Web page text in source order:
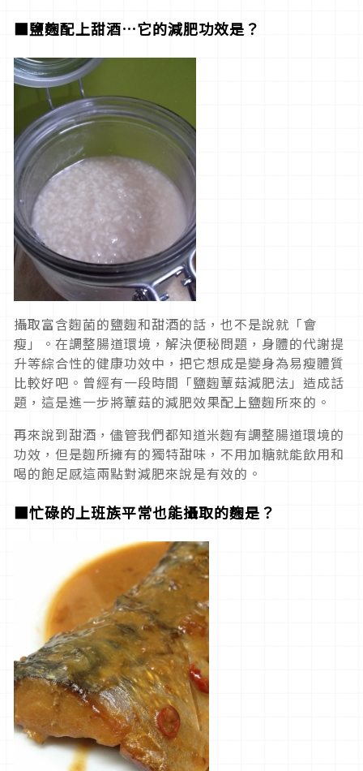
■鹽麴配上甜酒…它的減肥功效是？
攝取富含麴菌的鹽麴和甜酒的話，也不是說就「會
瘦」。在調整腸道環境，解決便秘問題，身體的代謝提
升等綜合性的健康功效中，把它想成是變身為易瘦體質
比較好吧。曾經有一段時間「鹽麴蕈菇減肥法」造成話
題，這是進一步將蕈菇的減肥效果配上鹽麴所來的。
再來說到甜酒，儘管我們都知道米麴有調整腸道環境的
功效，但是麴所擁有的獨特甜味，不用加糖就能飲用和
喝的飽足感這兩點對減肥來說是有效的。
■忙碌的上班族平常也能攝取的麴是？